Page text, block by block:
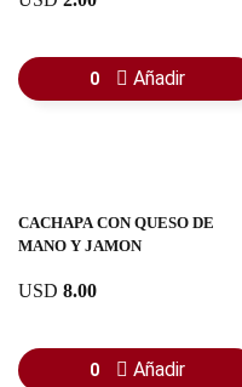
0 Añadir
CACHAPA CON QUESO DE
MANO Y JAMON
USD 8.00
0 Añadir